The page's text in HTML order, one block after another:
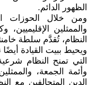
الظهور الدائم.
ومن خلال الحوزات
والممثلين الإقليميين،
النظام، تُقدَّم سلطة
ويحيط ببيت القيادة
التي تمنح النظام
وأئمة الجمعة،
الدين المتحالفين مع